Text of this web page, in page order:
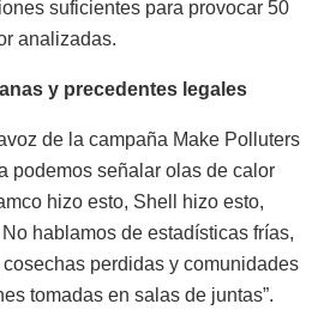
suficientes para provocar 50
analizadas.
y precedentes legales
de la campaña Make Polluters
podemos señalar olas de calor
hizo esto, Shell hizo esto,
hablamos de estadísticas frías,
perdidas y comunidades
tomadas en salas de juntas”.